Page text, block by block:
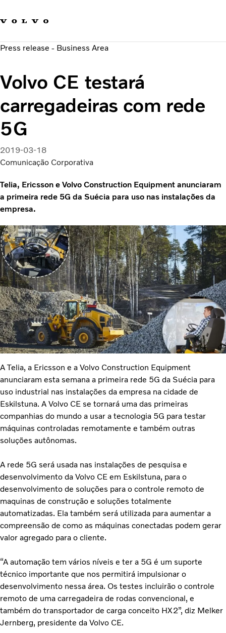
Carreira
Sustentabilidade e Segurança
Press release - Business Area
Volvo CE testará
carregadeiras com rede
5G
2019-03-18
Comunicação Corporativa
Telia, Ericsson e Volvo Construction Equipment anunciaram
a primeira rede 5G da Suécia para uso nas instalações da
empresa.
A Telia, a Ericsson e a Volvo Construction Equipment
anunciaram esta semana a primeira rede 5G da Suécia para
uso industrial nas instalações da empresa na cidade de
Eskilstuna. A Volvo CE se tornará uma das primeiras
companhias do mundo a usar a tecnologia 5G para testar
máquinas controladas remotamente e também outras
soluções autônomas.
A rede 5G será usada nas instalações de pesquisa e
desenvolvimento da Volvo CE em Eskilstuna, para o
desenvolvimento de soluções para o controle remoto de
maquinas de construção e soluções totalmente
automatizadas. Ela também será utilizada para aumentar a
compreensão de como as máquinas conectadas podem gerar
valor agregado para o cliente.
“A automação tem vários níveis e ter a 5G é um suporte
técnico importante que nos permitirá impulsionar o
desenvolvimento nessa área. Os testes incluirão o controle
remoto de uma carregadeira de rodas convencional, e
também do transportador de carga conceito HX2”, diz Melker
Jernberg, presidente da Volvo CE.